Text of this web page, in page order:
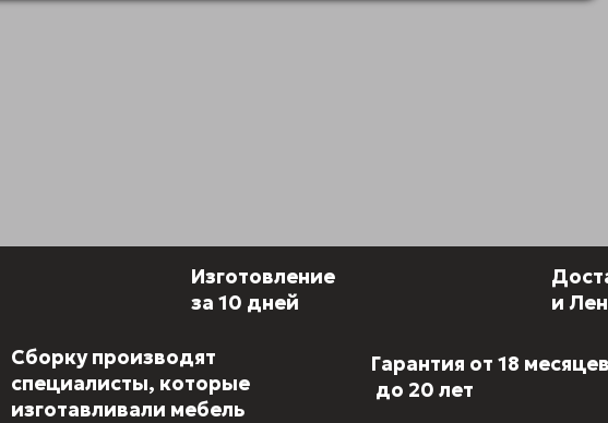
Изготовление
за 10 дней
и
Сборку производят
специалисты, которые
изготавливали мебель
Гарантия от 18 месяцев
до 20 лет